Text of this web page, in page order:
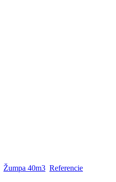
Žumpa 40m3 Referencie